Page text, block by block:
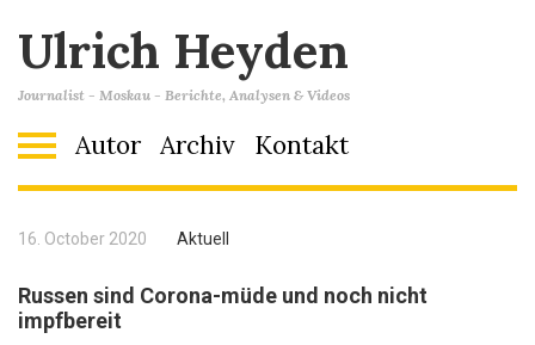
Ulrich Heyden
Journalist - Moskau - Berichte, Analysen & Videos
Autor Archiv Kontakt
16. October 2020 Aktuell
Russen sind Corona-müde und noch nicht
impfbereit